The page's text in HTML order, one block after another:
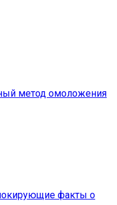
метод омоложения
факты о